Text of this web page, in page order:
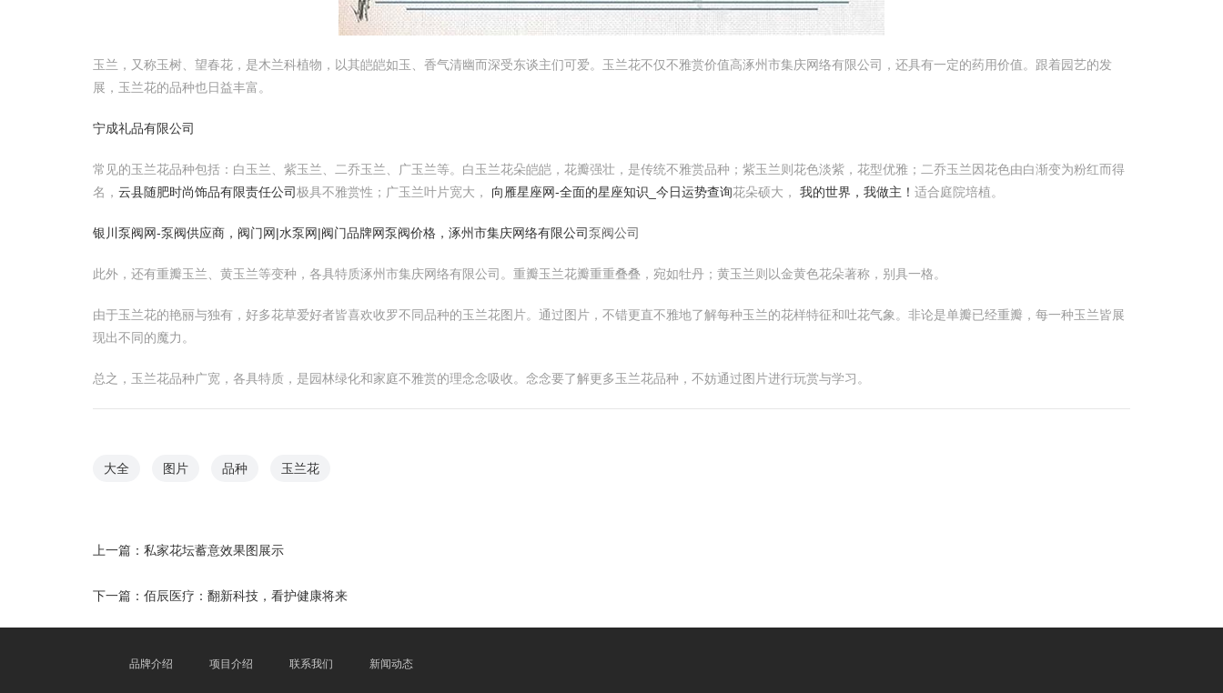
玉兰，又称玉树、望春花，是木兰科植物，以其皑皑如玉、香气清幽而深受东谈主们可爱。玉兰花不仅不雅赏价值高涿州市集庆网络有限公司，还具有一定的药用价值。跟着园艺的发
展，玉兰花的品种也日益丰富。
宁成礼品有限公司
常见的玉兰花品种包括：白玉兰、紫玉兰、二乔玉兰、广玉兰等。白玉兰花朵皑皑，花瓣强壮，是传统不雅赏品种；紫玉兰则花色淡紫，花型优雅；二乔玉兰因花色由白渐变为粉红而得
名， 云县随肥时尚饰品有限责任公司极具不雅赏性；广玉兰叶片宽大， 向雁星座网-全面的星座知识_今日运势查询花朵硕大， 我的世界，我做主！ 适合庭院培植。
银川泵阀网-泵阀供应商，阀门网|水泵网|阀门品牌网泵阀价格， 涿州市集庆网络有限公司泵阀公司
此外，还有重瓣玉兰、黄玉兰等变种，各具特质涿州市集庆网络有限公司。重瓣玉兰花瓣重重叠叠，宛如牡丹；黄玉兰则以金黄色花朵著称，别具一格。
由于玉兰花的艳丽与独有，好多花草爱好者皆喜欢收罗不同品种的玉兰花图片。通过图片，不错更直不雅地了解每种玉兰的花样特征和吐花气象。非论是单瓣已经重瓣，每一种玉兰皆展
现出不同的魔力。
总之，玉兰花品种广宽，各具特质，是园林绿化和家庭不雅赏的理念念吸收。念念要了解更多玉兰花品种，不妨通过图片进行玩赏与学习。
大全 图片 品种 玉兰花
上一篇： 私家花坛蓄意效果图展示
下一篇： 佰辰医疗：翻新科技，看护健康将来
品牌介绍 项目介绍 联系我们 新闻动态